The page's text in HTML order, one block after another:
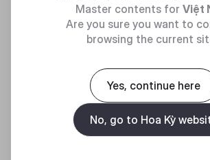
HAF 700
Master contents for Việt
Are you sure you want to
browsing the current
Yes, continue here
No, go to Hoa Kỳ